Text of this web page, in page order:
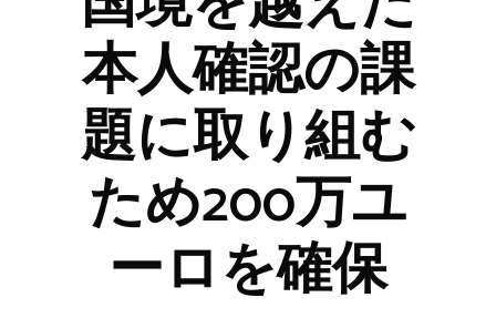
本人確認の課
題に取り組む
ため200万ユ
ーロを確保